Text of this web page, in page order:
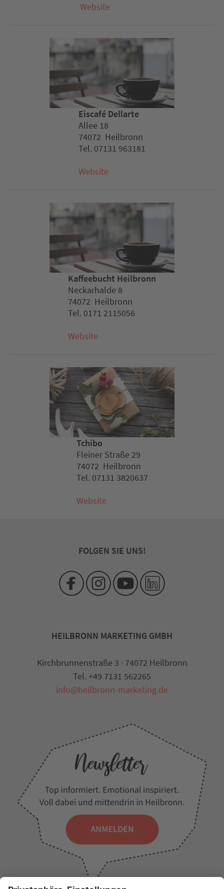
Website
Eiscafé Dellarte
Allee 18
74072 Heilbronn
Tel. 07131 963181
Website
Kaffeebucht Heilbronn
Neckarhalde 8
74072 Heilbronn
Tel. 0171 2115056
Website
Tchibo
Fleiner Straße 29
74072 Heilbronn
Tel. 07131 3820637
Website
FOLGEN SIE UNS!
HEILBRONN MARKETING GMBH
Kirchbrunnenstraße 3 · 74072 Heilbronn
Tel. +49 7131 562265
info@heilbronn-marketing.de